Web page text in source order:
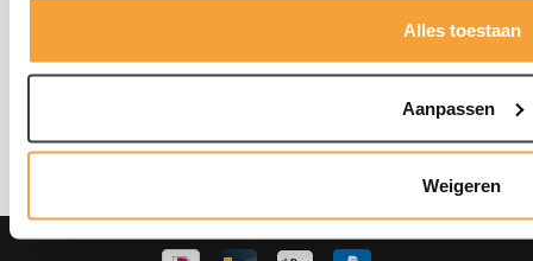
Alles toestaan
Aanpassen
Weigeren
4706 PN Roosendaal